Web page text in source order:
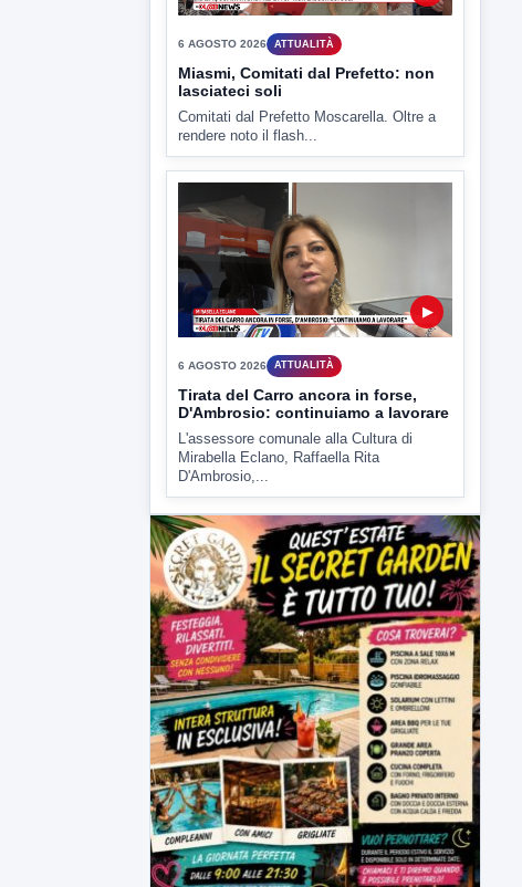
▶
6 AGOSTO 2026
Miasmi, Comitati dal Prefetto: non
lasciateci soli
Comitati dal Prefetto Moscarella. Oltre a
rendere noto il flash...
6 AGOSTO 2026 ATTUALITÀ
Tirata del Carro ancora in forse,
D'Ambrosio: continuiamo a lavorare
L'assessore comunale alla Cultura di
Mirabella Eclano, Raffaella Rita
D'Ambrosio,...